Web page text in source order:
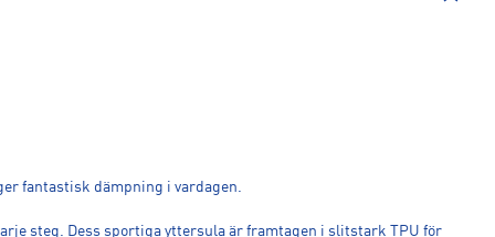
fantastisk dämpning i vardagen.
steg. Dess sportiga yttersula är framtagen i slitstark TPU för